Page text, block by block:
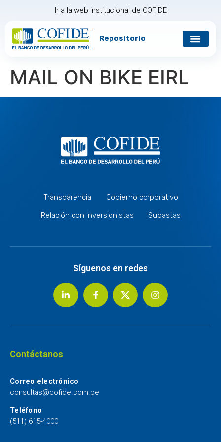
Ir a la web institucional de COFIDE
Repositorio
MAIL ON BIKE EIRL
Transparencia
Gobierno corporativo
Relación con inversionistas
Subastas
Síguenos en redes
Contáctanos
Correo electrónico
consultas@cofide.com.pe
Teléfono
(511) 615-4000